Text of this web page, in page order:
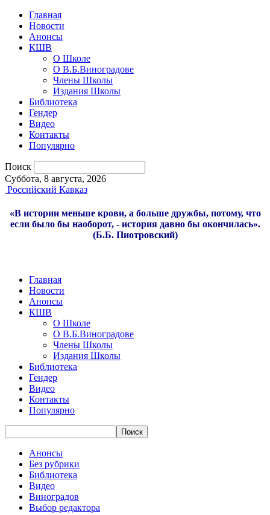
Главная
Новости
Анонсы
КШВ
О Школе
О В.Б.Виноградове
Члены Школы
Издания Школы
Библиотека
Гендер
Видео
Контакты
Популярно
Поиск
Суббота, 8 августа, 2026
Российский Кавказ
«В истории меньше крови, а больше дружбы, потому, что
если было бы наоборот, - история давно бы окончилась».
(Б.Б. Пиотровский)
Главная
Новости
Анонсы
КШВ
О Школе
О В.Б.Виноградове
Члены Школы
Издания Школы
Библиотека
Гендер
Видео
Контакты
Популярно
Анонсы
Без рубрики
Библиотека
Видео
Виноградов
Выбор редактора